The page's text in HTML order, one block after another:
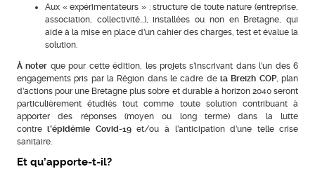
Aux « expérimentateurs » : structure de toute nature (entreprise,
association, collectivité…), installées ou non en Bretagne, qui
aide à la mise en place d’un cahier des charges, test et évalue la
solution.
À noter que pour cette édition, les projets s’inscrivant dans l’un des 6
engagements pris par la Région dans le cadre dela Breizh COP, plan
d’actions pour une Bretagne plus sobre et durable à horizon 2040 seront
particulièrement étudiés tout comme toute solution contribuant à
apporter des réponses (moyen ou long terme) dans la lutte
contrel’épidémie Covid-19et/ou à l’anticipation d’une telle crise
sanitaire.
Et qu’apporte-t-il?